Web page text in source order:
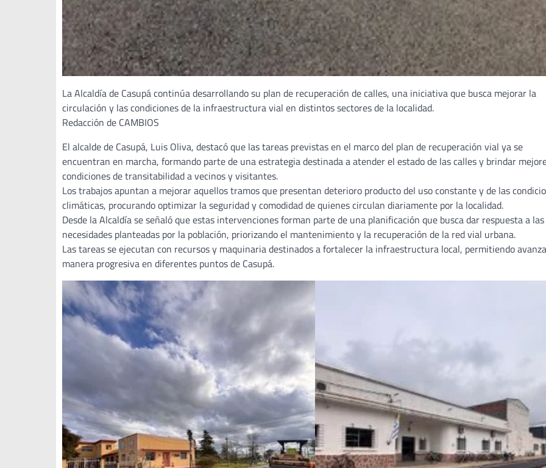
La Alcaldía de Casupá continúa desarrollando su plan de recuperación de calles, una iniciativa que busca mejorar la
circulación y las condiciones de la infraestructura vial en distintos sectores de la localidad.
Redacción de CAMBIOS
El alcalde de Casupá, Luis Oliva, destacó que las tareas previstas en el marco del plan de recuperación vial ya se
encuentran en marcha, formando parte de una estrategia destinada a atender el estado de las calles y brindar
condiciones de transitabilidad a vecinos y visitantes.
Los trabajos apuntan a mejorar aquellos tramos que presentan deterioro producto del uso constante y de las
climáticas, procurando optimizar la seguridad y comodidad de quienes circulan diariamente por la localidad.
Desde la Alcaldía se señaló que estas intervenciones forman parte de una planificación que busca dar respuesta a las
necesidades planteadas por la población, priorizando el mantenimiento y la recuperación de la red vial urbana.
Las tareas se ejecutan con recursos y maquinaria destinados a fortalecer la infraestructura local, permitiendo
manera progresiva en diferentes puntos de Casupá.